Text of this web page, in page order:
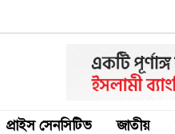
প্রাইস সেনসিটিভ জাতীয়